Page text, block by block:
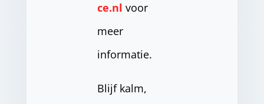
ce.nl voor
meer
informatie.
Blijf kalm,